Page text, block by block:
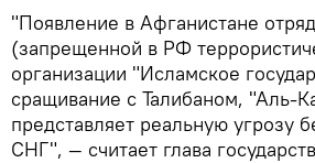
"Появление в Афганистане
(запрещенной в РФ
организации "Исламское
сращивание с Талибаном, "Аль-
представляет реальную угрозу
СНГ", — считает глава